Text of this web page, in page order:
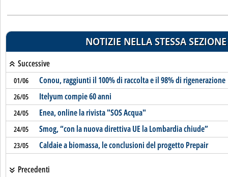
NOTIZIE NELLA STESSA SEZIONE
Successive
01/06 Conou, raggiunti il 100% di raccolta e il 98% di rigenerazione
26/05 Itelyum compie 60 anni
24/05 Enea, online la rivista "SOS Acqua"
24/05 Smog, “con la nuova direttiva UE la Lombardia chiude”
23/05 Caldaie a biomassa, le conclusioni del progetto Prepair
Precedenti